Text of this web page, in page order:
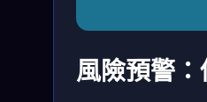
風險預警